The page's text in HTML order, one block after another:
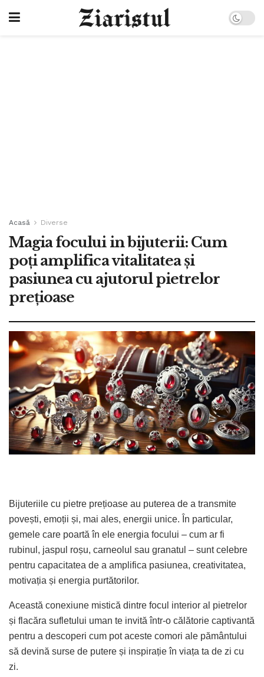
Acasă Diverse
Magia focului in bijuterii: Cum
poți amplifica vitalitatea și
pasiunea cu ajutorul pietrelor
prețioase
Bijuteriile cu pietre prețioase au puterea de a transmite
povești, emoții și, mai ales, energii unice. În particular,
gemele care poartă în ele energia focului – cum ar fi
rubinul, jaspul roșu, carneolul sau granatul – sunt celebre
pentru capacitatea de a amplifica pasiunea, creativitatea,
motivația și energia purtătorilor.
Această conexiune mistică dintre focul interior al pietrelor
și flacăra sufletului uman te invită într-o călătorie captivantă
pentru a descoperi cum pot aceste comori ale pământului
să devină surse de putere și inspirație în viața ta de zi cu
zi.